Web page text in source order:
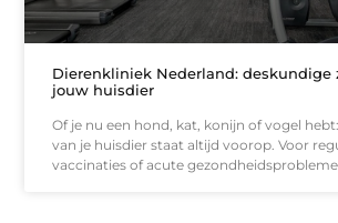
Dierenkliniek Nederland: deskundige
jouw huisdier
Of je nu een hond, kat, konijn of vogel
van je huisdier staat altijd voorop. Voor
vaccinaties of acute